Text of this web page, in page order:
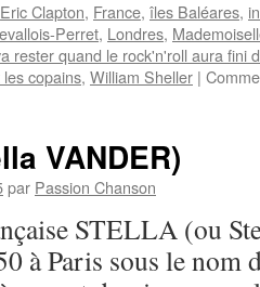
Eric Clapton, France, îles Baléares,
Perret, Londres,
rester quand le rock'n'roll aura fini
les copains, William Sheller |
VANDER)
par Passion Chanson
STELLA (ou
à Paris sous le nom